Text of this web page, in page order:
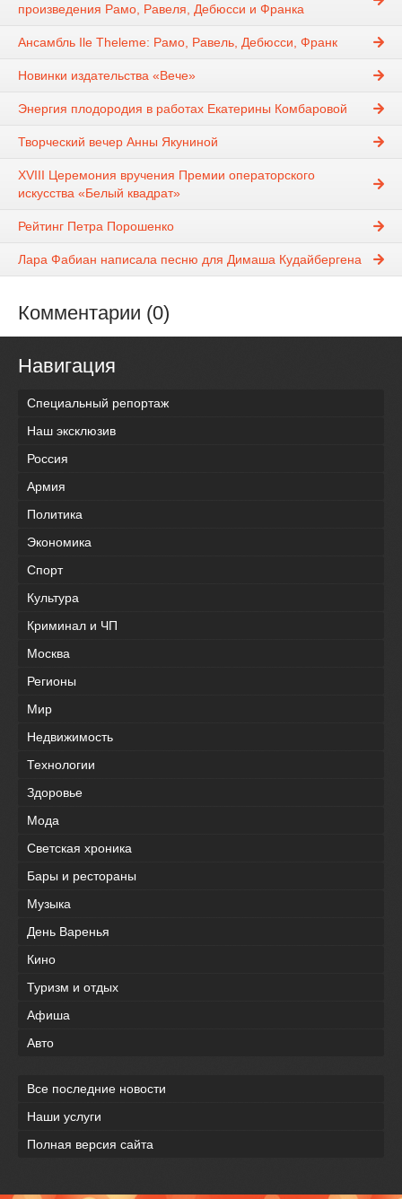
произведения Рамо, Равеля, Дебюсси и Франка
Ансамбль Ile Theleme: Рамо, Равель, Дебюсси, Франк
Новинки издательства «Вече»
Энергия плодородия в работах Екатерины Комбаровой
Творческий вечер Анны Якуниной
XVIII Церемония вручения Премии операторского
искусства «Белый квадрат»
Рейтинг Петра Порошенко
Лара Фабиан написала песню для Димаша Кудайбергена
Комментарии (0)
Навигация
Специальный репортаж
Наш эксклюзив
Россия
Армия
Политика
Экономика
Спорт
Культура
Криминал и ЧП
Москва
Регионы
Мир
Недвижимость
Технологии
Здоровье
Мода
Светская хроника
Бары и рестораны
Музыка
День Варенья
Кино
Туризм и отдых
Афиша
Авто
Все последние новости
Наши услуги
Полная версия сайта